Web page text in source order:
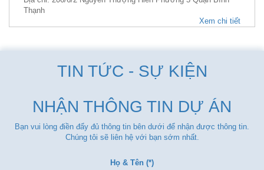
Thạnh
Xem chi tiết
TIN TỨC - SỰ KIỆN
NHẬN THÔNG TIN DỰ ÁN
Bạn vui lòng điền đẩy đủ thông tin bên dưới để nhận được thông tin.
Chúng tôi sẽ liên hệ với bạn sớm nhất.
Họ & Tên (*)